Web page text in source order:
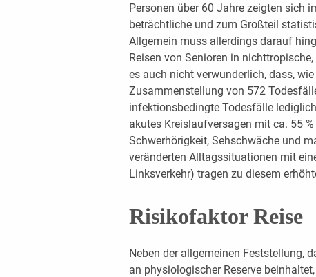
Personen über 60 Jahre zeigten sich
beträchtliche und zum Großteil
Allgemein muss allerdings darauf
Reisen von Senioren in
es auch nicht verwunderlich, dass,
Zusammenstellung von 572
infektionsbedingte Todesfälle
akutes Kreislaufversagen mit ca. 55
Schwerhörigkeit, Sehschwäche und
veränderten Alltagssituationen mit
Linksverkehr) tragen zu diesem
Risikofaktor Reise
Neben der allgemeinen Feststellung,
an physiologischer Reserve